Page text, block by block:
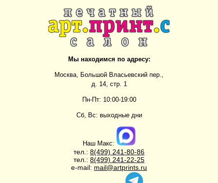
Мы находимся по адресу:
Москва, Большой Власьевский пер.,
д. 14, стр. 1
Пн-Пт: 10:00-19:00
Сб, Вс: выходные дни
Наш Макс:
тел.: 8(499) 241-80-86
тел.: 8(499) 241-22-25
e-mail: mail@artprints.ru